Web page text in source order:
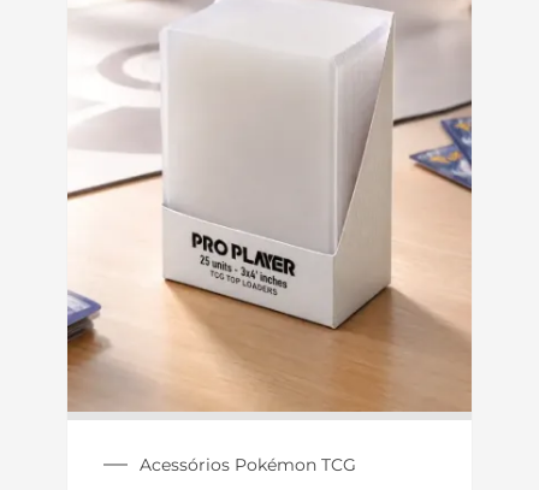
Acessórios Pokémon TCG